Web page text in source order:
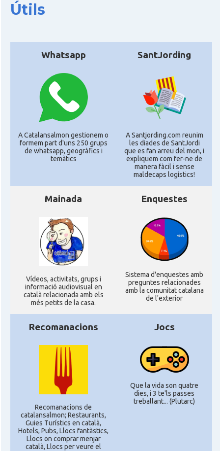
Útils
Whatsapp
A Catalansalmon gestionem o
formem part d'uns 250 grups
de whatsapp, geogràfics i
temàtics
SantJording
A Santjording.com reunim
les diades de SantJordi
que es fan arreu del mon, i
expliquem com fer-ne de
manera fàcil i sense
maldecaps logí­stics!
Mainada
Ví­deos, activitats, grups i
informació audiovisual en
català relacionada amb els
més petits de la casa.
Enquestes
Sistema d'enquestes amb
preguntes relacionades
amb la comunitat catalana
de l'exterior
Recomanacions
Recomanacions de
catalansalmon; Restaurants,
Guies Turístics en català,
Hotels, Pubs, Llocs fantàstics,
Llocs on comprar menjar
català, Llocs per veure el
Jocs
Que la vida son quatre
dies, i 3 te'ls passes
treballant... (Plutarc)